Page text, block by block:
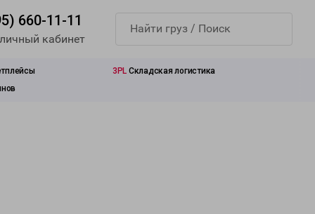
660-11-11
кабинет
3PL Складская логистика